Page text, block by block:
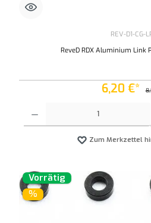
REV-D1-CG-
ReveD RDX Aluminium Link
6,20 €*
Zum Merkzettel
Vorrätig
%